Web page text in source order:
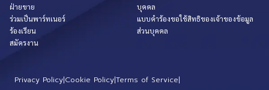
ฝ่ายขาย
ร่วมเป็นพาร์ทเนอร์
ร้องเรียน
สมัครงาน
บุคคล
แบบคำร้องขอใช้สิทธิของเจ้าของข้อมูล
ส่วนบุคคล
Privacy Policy|Cookie Policy|Terms of Service|